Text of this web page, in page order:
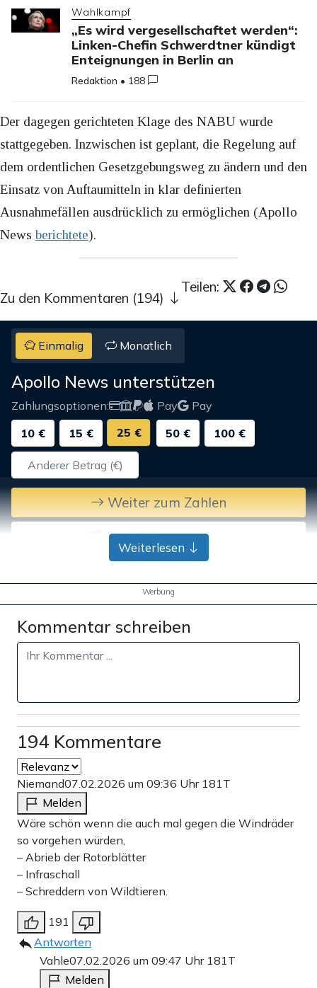
Wahlkampf
„Es wird vergesellschaftet werden“:
Linken-Chefin Schwerdtner kündigt
Enteignungen in Berlin an
Redaktion • 188
Der dagegen gerichteten Klage des NABU wurde
stattgegeben. Inzwischen ist geplant, die Regelung auf
dem ordentlichen Gesetzgebungsweg zu ändern und den
Einsatz von Auftaumitteln in klar definierten
Ausnahmefällen ausdrücklich zu ermöglichen (Apollo
Newsberichtete).
Teilen:
Zu den Kommentaren (194)
Einmalig Monatlich
Apollo News unterstützen
Zahlungsoptionen: Pay
Pay
10 €
15 € 25 € 50 € 100 €
Weiter zum Zahlen
Bank-Überweisung
Weiterlesen
Werbung
Kommentar schreiben
194 Kommentare
Niemand07.02.2026 um 09:36 Uhr 181T
Melden
Wäre schön wenn die auch mal gegen die Windräder
so vorgehen würden,
– Abrieb der Rotorblätter
– Infraschall
– Schreddern von Wildtieren.
191
Antworten
Vahle07.02.2026 um 09:47 Uhr 181T
Melden